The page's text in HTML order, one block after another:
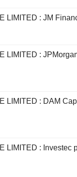
LIMITED : JM
LIMITED :
LIMITED : DAM
LIMITED : Investec